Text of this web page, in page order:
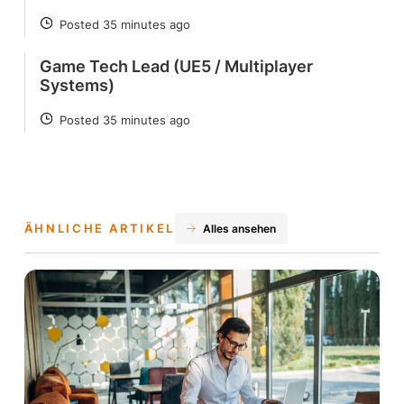
POSTED
Posted 35 minutes ago
Game Tech Lead (UE5 / Multiplayer
Systems)
POSTED
Posted 35 minutes ago
ÄHNLICHE ARTIKEL Alles ansehen